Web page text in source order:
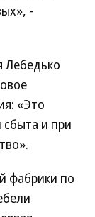
-
Лебедько
«Это
и при
фабрики по